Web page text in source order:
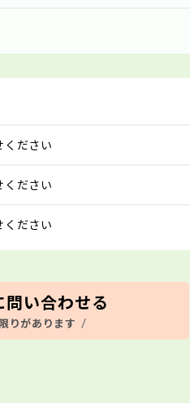
ください
ください
ください
問い合わせる
りがあります